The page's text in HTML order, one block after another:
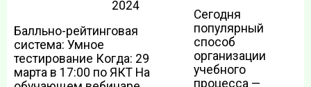
2024
Балльно-рейтинговая
система: Умное
тестирование Когда: 29
марта в 17:00 по ЯКТ На
Сегодня
популярный
способ
организации
учебного
процесса —